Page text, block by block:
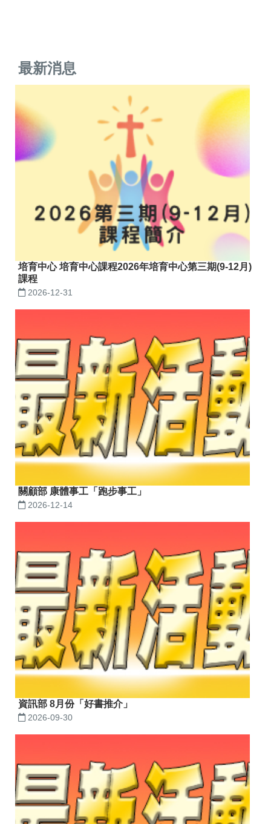
最新消息
培育中心 培育中心課程2026年培育中心第三期(9-12月)
課程
2026-12-31
關顧部 康體事工「跑步事工」
2026-12-14
資訊部 8月份「好書推介」
2026-09-30